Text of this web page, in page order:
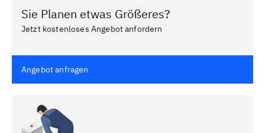
Sie Planen etwas Größeres?
Jetzt kostenloses Angebot anfordern
Angebot anfragen